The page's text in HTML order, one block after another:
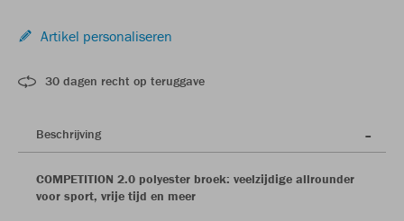
Artikel personaliseren
30 dagen recht op teruggave
Beschrijving
COMPETITION 2.0 polyester broek: veelzijdige allrounder
voor sport, vrije tijd en meer